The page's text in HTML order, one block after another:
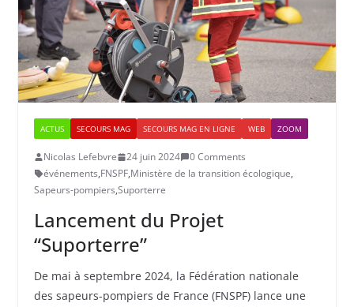
ACTUS SECOURS MAG SECOURS MAG EN LIGNE WEB ZOOM
Nicolas Lefebvre 24 juin 2024
0 Comments
événements,FNSPF,Ministère de la transition écologique,
Sapeurs-pompiers,Suporterre
Lancement du Projet
“Suporterre”
De mai à septembre 2024, la Fédération nationale
des sapeurs-pompiers de France (FNSPF) lance une